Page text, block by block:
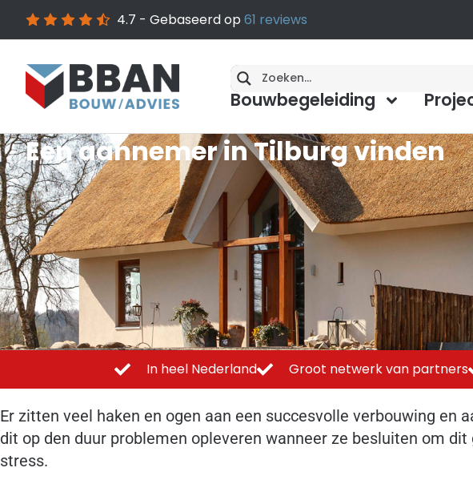
4.7 - Gebaseerd op 61 reviews
Bouwbegeleiding
Een aannemer in Tilburg vinden
In heel Nederland Groot netwerk van partners
Er zitten veel haken en ogen aan een succesvolle verbouwing en
dit op den duur problemen opleveren wanneer ze besluiten om
stress.